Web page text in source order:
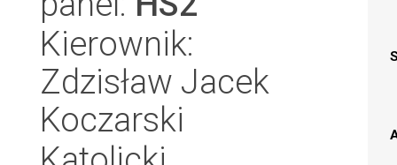
Kierownik:
Zdzisław Jacek
Koczarski